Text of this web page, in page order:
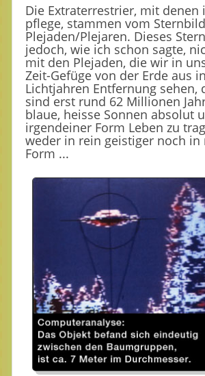
Die Extraterrestrier, mit denen
pflege, stammen vom
Plejaden/Plejaren. Dieses
jedoch, wie ich schon sagte,
mit den Plejaden, die wir in
Zeit-Gefüge von der Erde aus
Lichtjahren Entfernung sehen,
sind erst rund 62 Millionen
blaue, heisse Sonnen absolut
irgendeiner Form Leben zu
weder in rein geistiger noch
Form ...